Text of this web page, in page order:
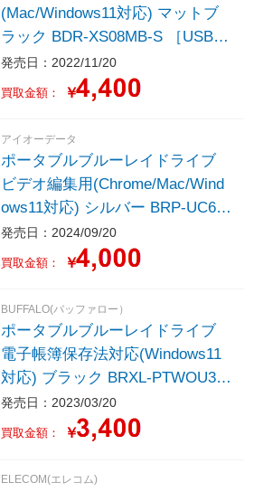
(Mac/Windows11対応) マットブ
ラック BDR-XS08MB-S ［USB-A
／USB-C］
発売日：2022/11/20
買取金額： ￥
アイオーデータ
ポータブルブルーレイドライブ
ビデオ編集用(Chrome/Mac/Wind
ows11対応) シルバー BRP-UC6Z
S/H ［USB-A／USB-C］
発売日：2024/09/20
買取金額： ￥
BUFFALO(バッファロー）
ポータブルブルーレイドライブ
電子帳簿保存法対応(Windows11
対応) ブラック BRXL-PTWOU3-B
K
発売日：2023/03/20
買取金額： ￥
ELECOM(エレコム)